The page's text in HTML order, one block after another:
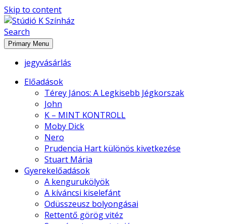
Skip to content
Stúdió K Színház
Search
Primary Menu
jegyvásárlás
Előadások
Térey János: A Legkisebb Jégkorszak
John
K – MINT KONTROLL
Moby Dick
Nero
Prudencia Hart különös kivetkezése
Stuart Mária
Gyerekelőadások
A kengurukölyök
A kíváncsi kiselefánt
Odüsszeusz bolyongásai
Rettentő görög vitéz